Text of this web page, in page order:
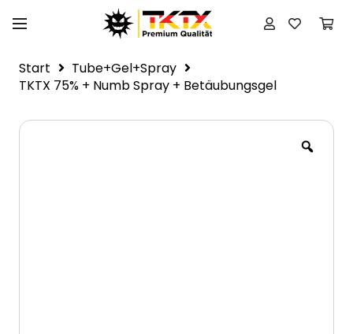
Start
Tube+Gel+Spray
TKTX 75% + Numb Spray + Betäubungsgel